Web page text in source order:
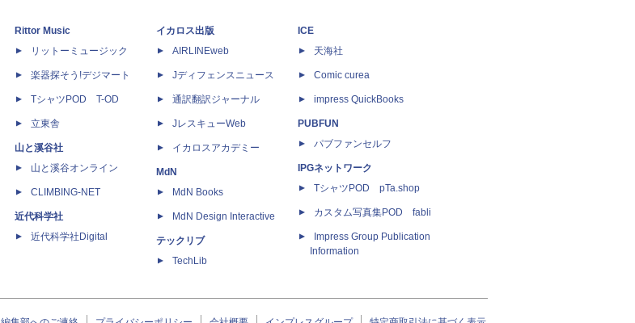
Rittor Music
リットーミュージック
楽器探そう!デジマート
TシャツPOD T-OD
立東舎
山と溪谷社
山と溪谷オンライン
CLIMBING-NET
近代科学社
近代科学社Digital
イカロス出版
AIRLINEweb
Jディフェンスニュース
通訳翻訳ジャーナル
JレスキューWeb
イカロスアカデミー
MdN
MdN Books
MdN Design Interactive
テックリブ
TechLib
ICE
天海社
Comic curea
impress QuickBooks
PUBFUN
パブファンセルフ
IPGネットワーク
TシャツPOD pTa.shop
カスタム写真集POD fabli
Impress Group Publication
Information